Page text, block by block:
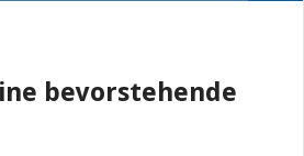
bevorstehende